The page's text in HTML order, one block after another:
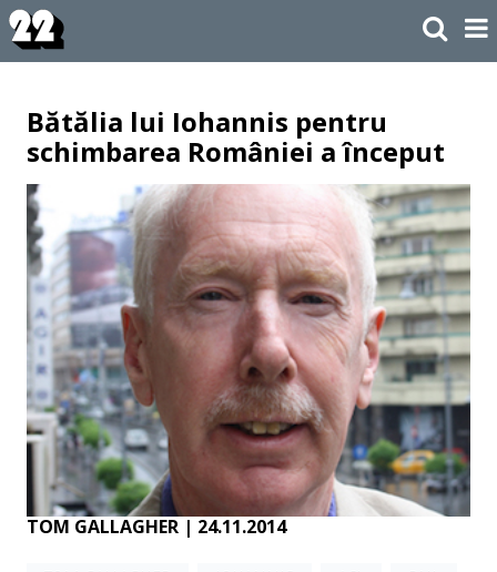
Bătălia lui Iohannis pentru
schimbarea României a început
TOM GALLAGHER | 24.11.2014